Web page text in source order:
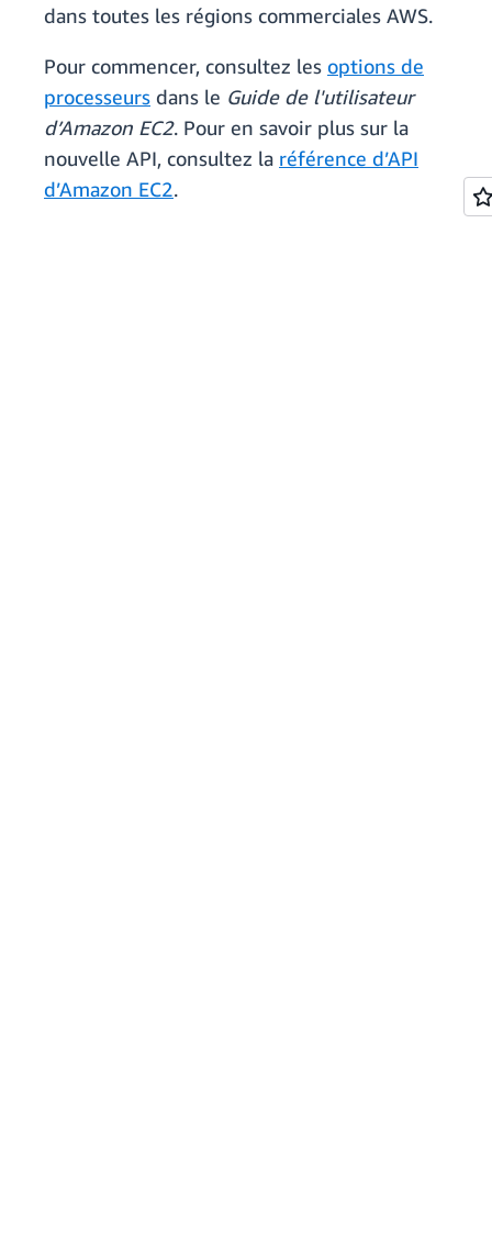
dans toutes les régions commerciales AWS.
Pour commencer, consultez les options de
processeurs dans le Guide de l'utilisateur
d’Amazon EC2. Pour en savoir plus sur la
nouvelle API, consultez la référence d’API
d’Amazon EC2.